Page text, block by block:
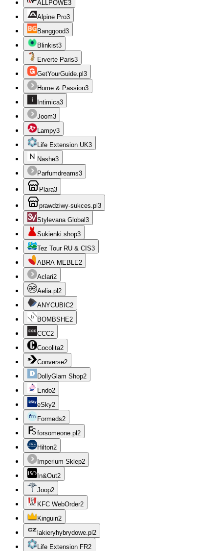
ALLPOWE3
Alpine Pro3
Banggood3
Blinkist3
Erverte Paris3
GetYourGuide.pl 3
Home & Passion3
Intimica3
Joom3
Lampy3
Life Extension UK3
Nashe3
Parfumdreams3
Plara3
prawdziwy-sukces.pl 3
Stylevana Global 3
Sukienki.shop3
Tez Tour RU & CIS3
ABRA MEBLE2
Aclari2
Aelia.pl 2
ANYCUBIC2
BOMBSHE2
CCC2
Cocolita2
Converse2
DollyGlam Shop2
Endo2
eSky2
Formeds2
forsomeone.pl 2
Hilton2
Imperium Sklep2
In&Out2
Joop2
KFC WebOrder2
Kinguin2
lakieryhybrydowe.pl 2
Life Extension FR2